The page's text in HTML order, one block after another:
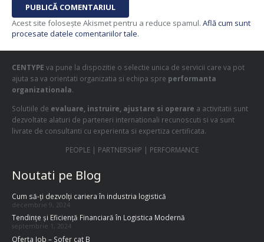
PUBLICĂ COMENTARIUL
Acest site folosește Akismet pentru a reduce spamul. Află cum sunt
procesate datele comentariilor tale.
CENTYPE va pune la dispozitie o selectie unica de servicii care va pot
ajuta sa va orientati organizatia si echipa spre performanta
organizationala.
Solutiile de evaluare, instruire, ajustare si operare a activitatii sunt
dezvoltate alaturi de parteneri internationali recunoscuti si va sunt
livrate de consultanti cu experienta si expertiza certificata.
PEOPLE | PARTNERSHIP | PERFORMANCE
Noutati pe Blog
Cum să-ți dezvolți cariera în industria logistică
decembrie 9, 2024
Tendințe și Eficiență Financiară în Logistica Modernă
septembrie 1, 2024
Oferta Job – Sofer cat B